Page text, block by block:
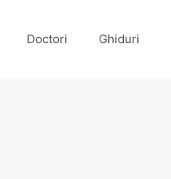
Doctori Ghiduri